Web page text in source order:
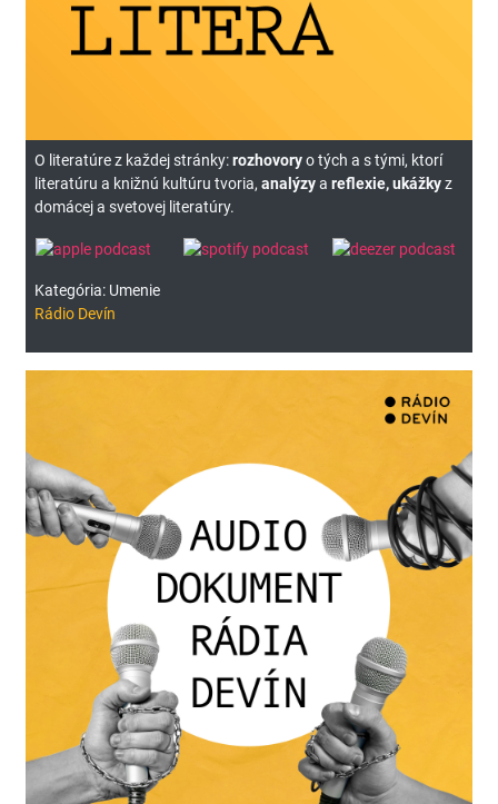
O literatúre z každej stránky:rozhovoryo tých a s tými, ktorí
literatúru a knižnú kultúru tvoria, analýzya reflexie, ukážkyz
domácej a svetovej literatúry.
Kategória: Umenie
Rádio Devín